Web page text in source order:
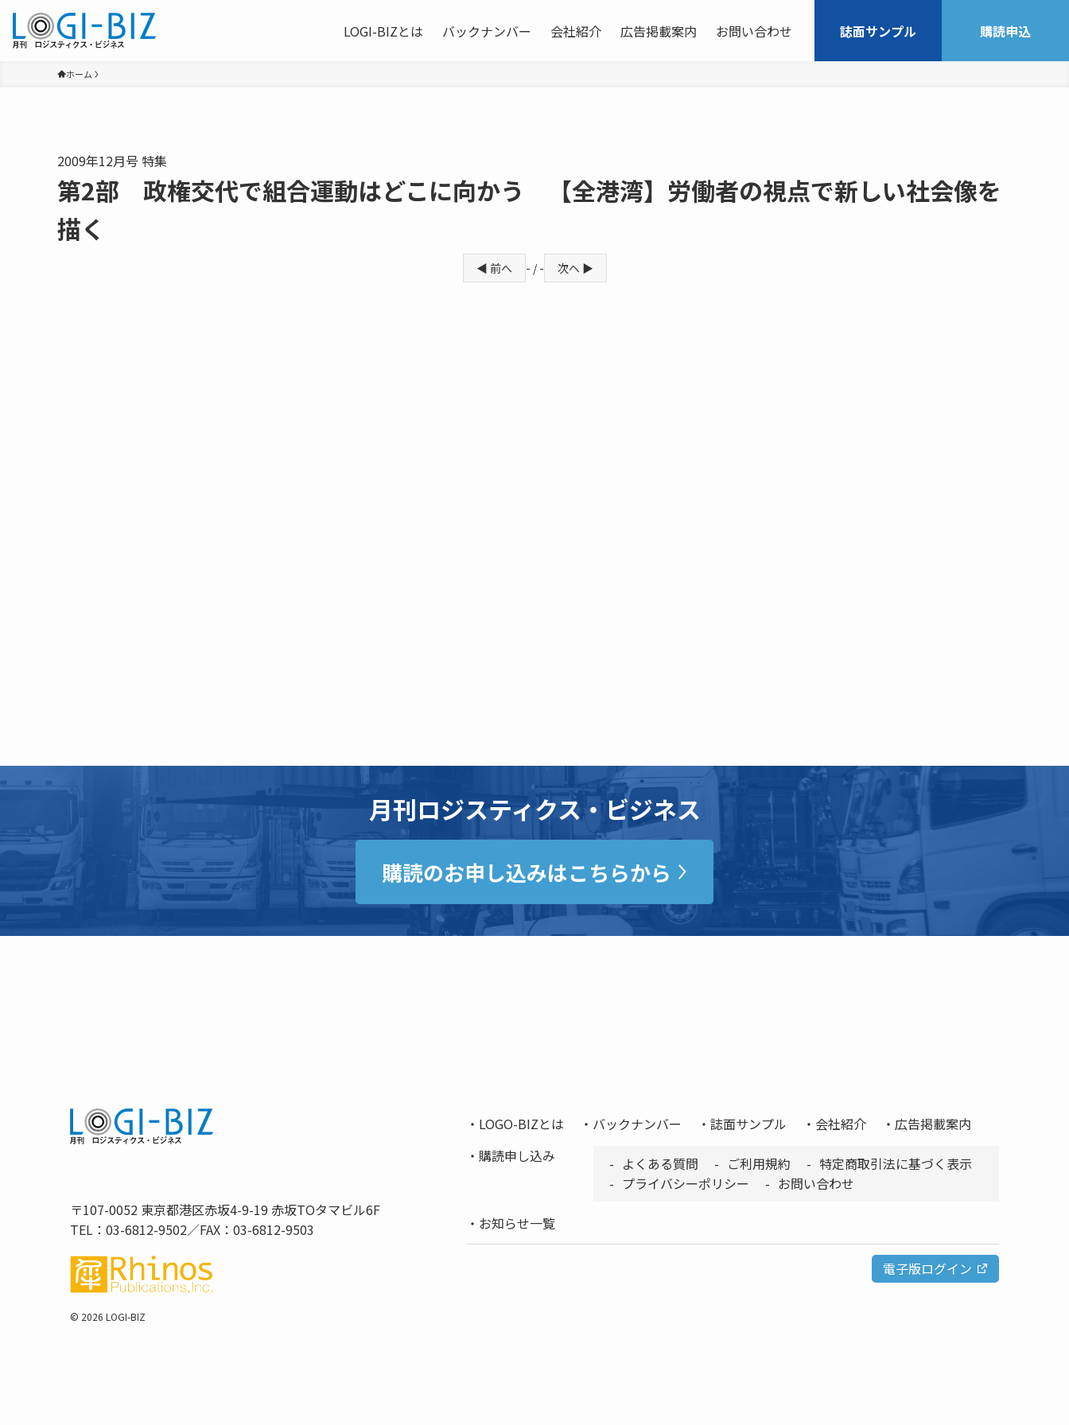
LOGI-BIZとは バックナンバー 会社紹介 広告掲載案内 お問い合わせ 誌面サンプル 購読申込
ホーム
2009年12月号 特集
第2部 政権交代で組合運動はどこに向かう 【全港湾】労働者の視点で新しい社会像を
描く
◀ 前へ - / - 次へ ▶
月刊ロジスティクス・ビジネス
購読のお申し込みはこちらから
〒107-0052 東京都港区赤坂4-9-19 赤坂TOタマビル6F
TEL：03-6812-9502／FAX：03-6812-9503
© 2026 LOGI-BIZ
LOGO-BIZとは バックナンバー 誌面サンプル 会社紹介
広告掲載案内
購読申し込み
よくある質問 ご利用規約
特定商取引法に基づく表示
プライバシーポリシー
お問い合わせ
お知らせ一覧
電子版ログイン